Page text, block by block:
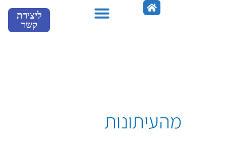
ליצירת
קשר
מהעיתונות